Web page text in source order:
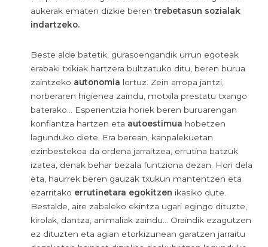
aukerak ematen dizkie berentrebetasun sozialak
indartzeko.
Beste alde batetik, gurasoengandik urrun egoteak
erabaki txikiak hartzera bultzatuko ditu, beren burua
zaintzeko autonomia lortuz. Zein arropa jantzi,
norberaren higienea zaindu, motxila prestatu txango
baterako… Esperientzia horiek beren buruarengan
konfiantza hartzen eta autoestimua hobetzen
lagunduko diete. Era berean, kanpalekuetan
ezinbestekoa da ordena jarraitzea, errutina batzuk
izatea, denak behar bezala funtziona dezan. Hori dela
eta, haurrek beren gauzak txukun mantentzen eta
ezarritako errutinetara egokitzen ikasiko dute.
Bestalde, aire zabaleko ekintza ugari egingo dituzte,
kirolak, dantza, animaliak zaindu… Oraindik ezagutzen
ez dituzten eta agian etorkizunean garatzen jarraitu